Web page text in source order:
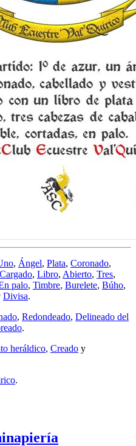
, Ángel, Plata, Coronado,
Cargado, Libro, Abierto, Tres,
palo, Timbre, Burelete, Búho,
Divisa.
, Redondeado, Delineado del
.
heráldico, Creado y
.